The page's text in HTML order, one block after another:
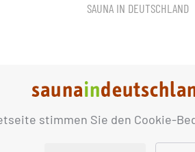
stimmen Sie den Cookie-
SAUNA IN DEUTSCHLAND